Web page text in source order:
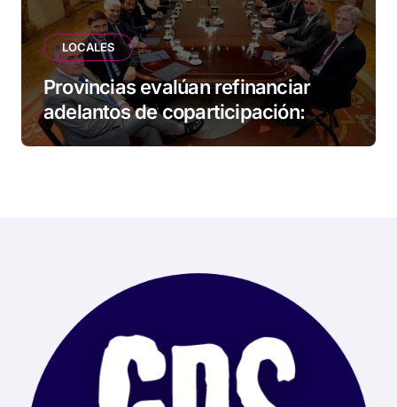
LOCALES
Provincias evalúan refinanciar
adelantos de coparticipación:
Tierra del Fuego, entre las